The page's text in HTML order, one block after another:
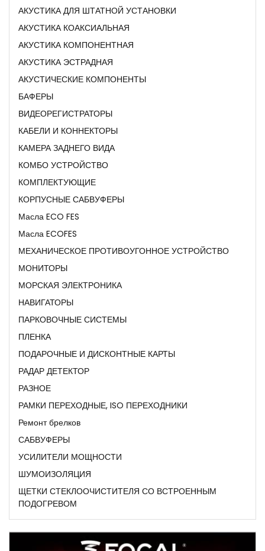
АКУСТИКА ДЛЯ ШТАТНОЙ УСТАНОВКИ
АКУСТИКА КОАКСИАЛЬНАЯ
АКУСТИКА КОМПОНЕНТНАЯ
АКУСТИКА ЭСТРАДНАЯ
АКУСТИЧЕСКИЕ КОМПОНЕНТЫ
БАФЕРЫ
ВИДЕОРЕГИСТРАТОРЫ
КАБЕЛИ И КОННЕКТОРЫ
КАМЕРА ЗАДНЕГО ВИДА
КОМБО УСТРОЙСТВО
КОМПЛЕКТУЮЩИЕ
КОРПУСНЫЕ САБВУФЕРЫ
Масла ECO FES
Масла ECOFES
МЕХАНИЧЕСКОЕ ПРОТИВОУГОННОЕ УСТРОЙСТВО
МОНИТОРЫ
МОРСКАЯ ЭЛЕКТРОНИКА
НАВИГАТОРЫ
ПАРКОВОЧНЫЕ СИСТЕМЫ
ПЛЕНКА
ПОДАРОЧНЫЕ И ДИСКОНТНЫЕ КАРТЫ
РАДАР ДЕТЕКТОР
РАЗНОЕ
РАМКИ ПЕРЕХОДНЫЕ, ISO ПЕРЕХОДНИКИ
Ремонт брелков
САБВУФЕРЫ
УСИЛИТЕЛИ МОЩНОСТИ
ШУМОИЗОЛЯЦИЯ
ЩЕТКИ СТЕКЛООЧИСТИТЕЛЯ СО ВСТРОЕННЫМ
ПОДОГРЕВОМ